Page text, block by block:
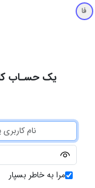
فا
یک حسـاب
مرا به خاطر بسپار